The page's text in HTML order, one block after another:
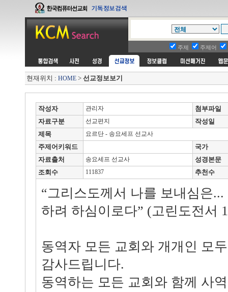
주제 주제어
현재위치 : HOME > 선교정보보기
작성자 관리자
첨부파일
자료구분
선교편지
작성일
제목
요르단 - 송요세프 선교사
주제어키워드
국가
자료출처
송요세프 선교사
성경본문
조회수
111837 추천수
“그리스도께서 나를 보내심은
하려 하심이로다” (고린도전서
동역자 모든 교회와 개개인 모
감사드립니다.
동역하는 모든 교회와 함께 사